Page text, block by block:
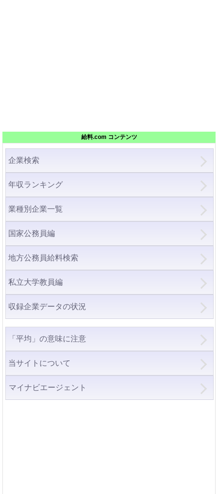
給料.com コンテンツ
企業検索
年収ランキング
業種別企業一覧
国家公務員編
地方公務員給料検索
私立大学教員編
収録企業データの状況
「平均」の意味に注意
当サイトについて
マイナビエージェント